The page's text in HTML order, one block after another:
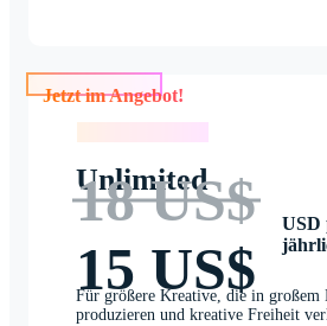
Jetzt im Angebot!
Unlimited
18 US$
15 US$
USD
Für größere Kreative, die in großem
produzieren und kreative Freiheit